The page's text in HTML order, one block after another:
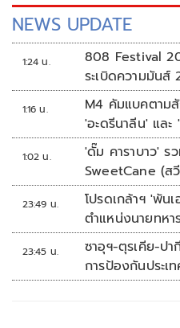
NEWS UPDATE
1:24 น.
808 Festival
ระเบิดความมัน
1:16 น.
M4 คัมแบคตาม
'อะดรีนาลีน' และ
1:02 น.
'ดั๊ม คาราบาว' ร
SweetCane (ส
23:49 น.
โปรดเกล้าฯ 'พัน
ตำแหน่งนายทหา
'พลตรี'
23:45 น.
ซาอุฯ-ตุรเคีย-ป
การป้องกันประเ